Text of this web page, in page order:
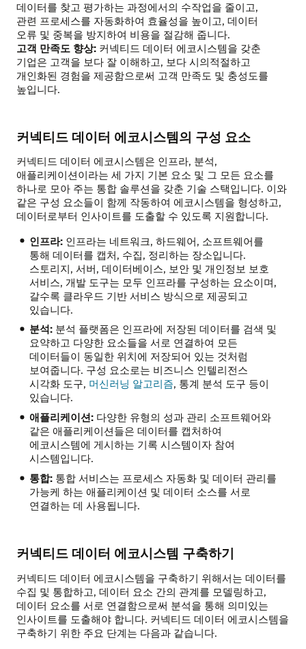
데이터를 찾고 평가하는 과정에서의 수작업을 줄이고,
관련 프로세스를 자동화하여 효율성을 높이고, 데이터
오류 및 중복을 방지하여 비용을 절감해 줍니다.
고객 만족도 향상: 커넥티드 데이터 에코시스템을 갖춘
기업은 고객을 보다 잘 이해하고, 보다 시의적절하고
개인화된 경험을 제공함으로써 고객 만족도 및 충성도를
높입니다.
커넥티드 데이터 에코시스템의 구성 요소
커넥티드 데이터 에코시스템은 인프라, 분석,
애플리케이션이라는 세 가지 기본 요소 및 그 모든 요소를
하나로 모아 주는 통합 솔루션을 갖춘 기술 스택입니다. 이와
같은 구성 요소들이 함께 작동하여 에코시스템을 형성하고,
데이터로부터 인사이트를 도출할 수 있도록 지원합니다.
인프라:인프라는 네트워크, 하드웨어, 소프트웨어를
통해 데이터를 캡처, 수집, 정리하는 장소입니다.
스토리지, 서버, 데이터베이스, 보안 및 개인정보 보호
서비스, 개발 도구는 모두 인프라를 구성하는 요소이며,
갈수록 클라우드 기반 서비스 방식으로 제공되고
있습니다.
분석:분석 플랫폼은 인프라에 저장된 데이터를 검색 및
요약하고 다양한 요소들을 서로 연결하여 모든
데이터들이 동일한 위치에 저장되어 있는 것처럼
보여줍니다. 구성 요소로는 비즈니스 인텔리전스
시각화 도구, 머신러닝 알고리즘, 통계 분석 도구 등이
있습니다.
애플리케이션:다양한 유형의 성과 관리 소프트웨어와
같은 애플리케이션들은 데이터를 캡처하여
에코시스템에 게시하는 기록 시스템이자 참여
시스템입니다.
통합:통합 서비스는 프로세스 자동화 및 데이터 관리를
가능케 하는 애플리케이션 및 데이터 소스를 서로
연결하는 데 사용됩니다.
커넥티드 데이터 에코시스템 구축하기
커넥티드 데이터 에코시스템을 구축하기 위해서는 데이터를
수집 및 통합하고, 데이터 요소 간의 관계를 모델링하고,
데이터 요소를 서로 연결함으로써 분석을 통해 의미있는
인사이트를 도출해야 합니다. 커넥티드 데이터 에코시스템을
구축하기 위한 주요 단계는 다음과 같습니다.